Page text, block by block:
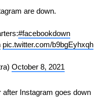
are down.
#facebookdown
pic.twitter.com/b9bgEyhxqh
October 8, 2021
Instagram goes down